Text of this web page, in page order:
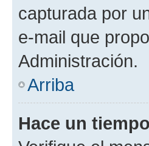
capturada por
e-mail que
Administración.
Arriba
Hace un